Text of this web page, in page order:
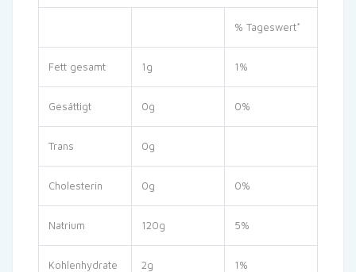
% Tageswert*
Fett gesamt 1g 1%
Gesättigt 0g 0%
Trans 0g
Cholesterin 0g 0%
Natrium 120g 5%
Kohlenhydrate
2g 1%